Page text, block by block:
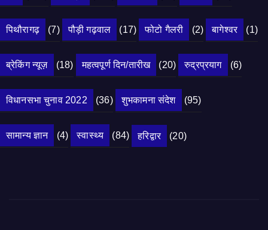
पिथौरागढ़ (7) पौड़ी गढ़वाल (17) फोटो गैलरी (2) बागेश्वर (1)
ब्रेकिंग न्यूज़ (18) महत्वपूर्ण दिन/तारीख (20) रुद्रप्रयाग (6)
विधानसभा चुनाव 2022 (36) शुभकामना संदेश (95)
सामान्य ज्ञान (4) स्वास्थ्य (84) हरिद्वार (20)